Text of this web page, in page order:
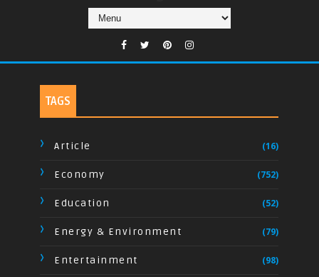
TAGS
Article (16)
Economy (752)
Education (52)
Energy & Environment (79)
Entertainment (98)